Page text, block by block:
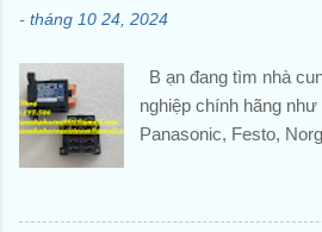
- tháng 10 24, 2024
B ạn đang tìm nhà
nghiệp chính hãng
Panasonic, Festo,
máy? Liên hệ trực
Hoàng Anh Phương